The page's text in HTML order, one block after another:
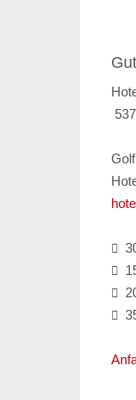



